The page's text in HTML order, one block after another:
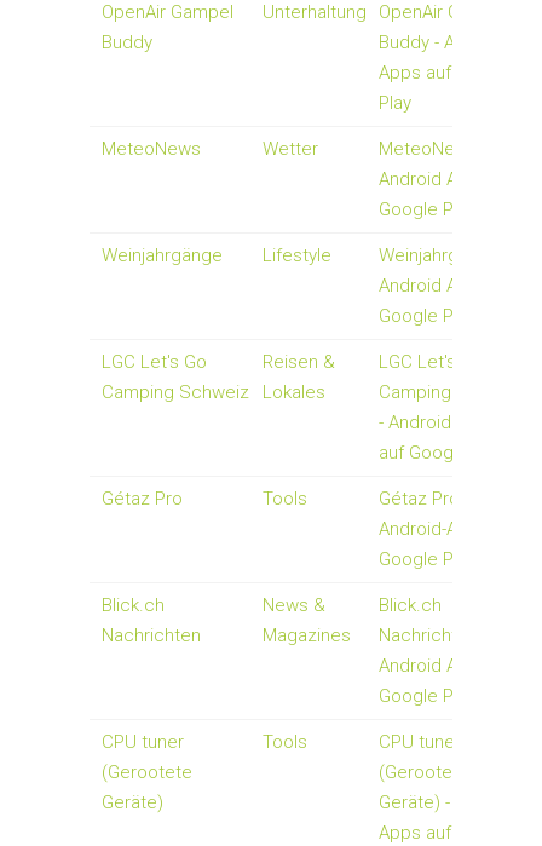
OpenAir Gampel
Buddy
Unterhaltung
OpenAir Gampel
Buddy - Android-
Apps auf Google
Play
MeteoNews Wetter
MeteoNews -
Android Apps auf
Google Play
Weinjahrgänge Lifestyle
Weinjahrgänge -
Android Apps auf
Google Play
LGC Let's Go
Camping Schweiz
Reisen &
Lokales
LGC Let's Go
Camping Schweiz
- Android Apps
auf Google Play
Gétaz Pro Tools
Gétaz Pro -
Android-Apps auf
Google Play
Blick.ch
Nachrichten
News &
Magazines
Blick.ch
Nachrichten -
Android Apps auf
Google Play
CPU tuner
(Gerootete
Geräte)
Tools
CPU tuner
(Gerootete
Geräte) - Android-
Apps auf Google